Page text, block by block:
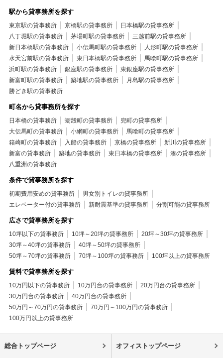
駅から貸事務所を探す
東京駅の貸事務所 京橋駅の貸事務所
日本橋駅の貸事務所
八丁堀駅の貸事務所
茅場町駅の貸事務所
三越前駅の貸事務所
新日本橋駅の貸事務所
小伝馬町駅の貸事務所
人形町駅の貸事務所
水天宮前駅の貸事務所
東日本橋駅の貸事務所
馬喰町駅の貸事務所
浜町駅の貸事務所
銀座駅の貸事務所
東銀座駅の貸事務所
新富町駅の貸事務所
築地駅の貸事務所
月島駅の貸事務所
勝どき駅の貸事務所
町名から貸事務所を探す
日本橋の貸事務所 蛎殻町の貸事務所
兜町の貸事務所
大伝馬町の貸事務所
小網町の貸事務所
馬喰町の貸事務所
箱崎町の貸事務所
入船の貸事務所 京橋の貸事務所
新川の貸事務所
新富の貸事務所
築地の貸事務所 東日本橋の貸事務所
湊の貸事務所
八重洲の貸事務所
条件で貸事務所を探す
初期費用安めの貸事務所
男女別トイレの貸事務所
エレベーター付の貸事務所
新耐震基準の貸事務所 分割可能の貸事務所
広さで貸事務所を探す
10坪以下の貸事務所 10坪～20坪の貸事務所
20坪～30坪の貸事務所
30坪～40坪の貸事務所
40坪～50坪の貸事務所
50坪～70坪の貸事務所
70坪～100坪の貸事務所 100坪以上の貸事務所
賃料で貸事務所を探す
10万円以下の貸事務所 10万円台の貸事務所
20万円台の貸事務所
30万円台の貸事務所
40万円台の貸事務所
50万円～70万円の貸事務所
70万円～100万円の貸事務所
100万円以上の貸事務所
総合トップページ オフィストップページ